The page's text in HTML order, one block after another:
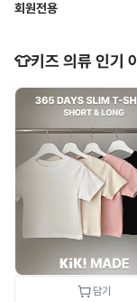
회원전용
👕키즈 의류 인기